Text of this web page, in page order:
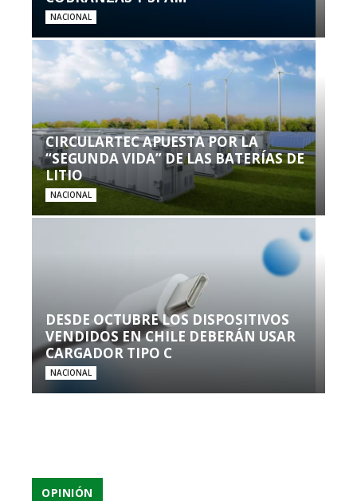
NACIONAL
CIRCULARTEC APUESTA POR LA
“SEGUNDA VIDA” DE LAS BATERÍAS DE
LITIO
NACIONAL
DESDE OCTUBRE LOS DISPOSITIVOS
VENDIDOS EN CHILE DEBERÁN USAR
CARGADOR TIPO C
NACIONAL
OPINIÓN